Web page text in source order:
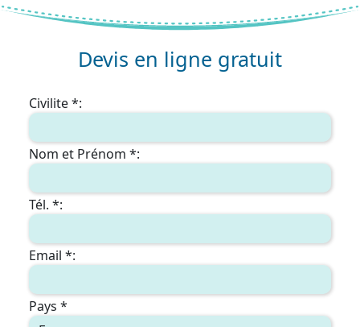
Devis en ligne gratuit
Civilite *:
Nom et Prénom *:
Tél. *:
Email *:
Pays *